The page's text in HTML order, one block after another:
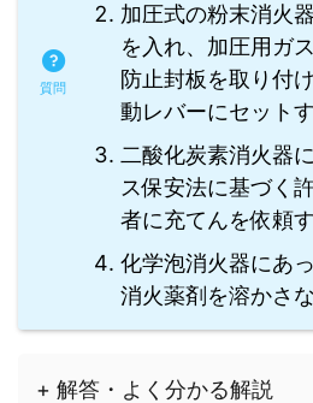
加圧式の粉末消火
を入れ、加圧用ガ
防止封板を取り付
動レバーにセットす
二酸化炭素消火器
ス保安法に基づく
者に充てんを依頼す
化学泡消火器にあ
消火薬剤を溶かさな
+ 解答・よく分かる解説